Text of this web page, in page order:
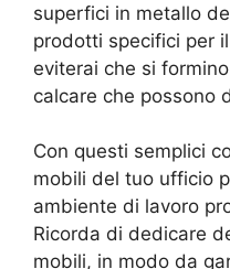
superfici in metallo
prodotti specifici per
eviterai che si
calcare che possono
Con questi semplici
mobili del tuo ufficio
ambiente di lavoro
Ricorda di dedicare
mobili, in modo da